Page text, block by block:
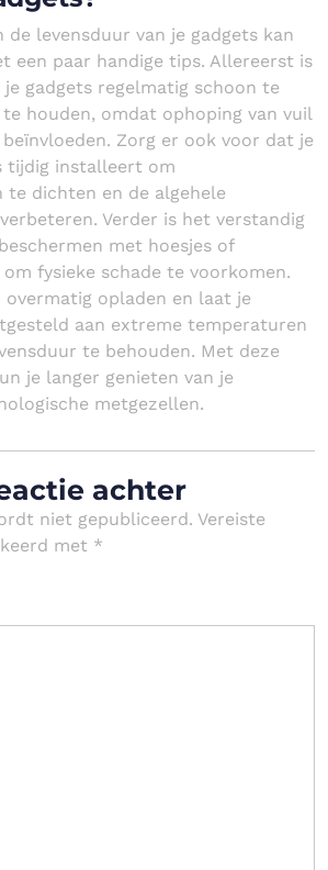
de levensduur van je gadgets kan
een paar handige tips. Allereerst is
gadgets regelmatig schoon te
houden, omdat ophoping van vuil
Zorg er ook voor dat je
tijdig installeert om
te dichten en de algehele
Verder is het verstandig
met hoesjes of
fysieke schade te voorkomen.
overmatig opladen en laat je
aan extreme temperaturen
te behouden. Met deze
je langer genieten van je
metgezellen.
achter
niet gepubliceerd. Vereiste
met *